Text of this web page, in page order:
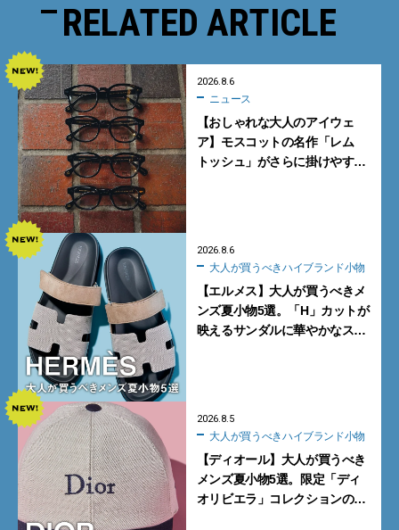
RELATED ARTICLE
2026.8.6
ニュース
【おしゃれな大人のアイウェ
ア】モスコットの名作「レム
トッシュ」がさらに掛けやす
2026.8.6
大人が買うべきハイブランド小物
【エルメス】大人が買うべきメ
ンズ夏小物5選。「H」カットが
映えるサンダルに華やかなス
2026.8.5
大人が買うべきハイブランド小物
【ディオール】大人が買うべき
メンズ夏小物5選。限定「ディ
オリビエラ」コレクションの